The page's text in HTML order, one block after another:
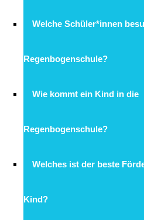
Welche Schüler*innen
Regenbogenschule?
Wie kommt ein Kind in die
Regenbogenschule?
Welches ist der beste
Kind?